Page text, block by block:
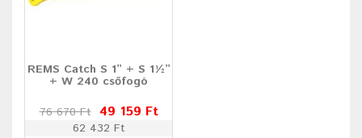
REMS Catch S 1” + S 1½”
+ W 240 csőfogó
76 670 Ft 49 159 Ft
62 432 Ft